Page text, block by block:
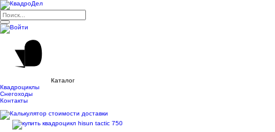
Каталог
Квадроциклы
Снегоходы
Контакты